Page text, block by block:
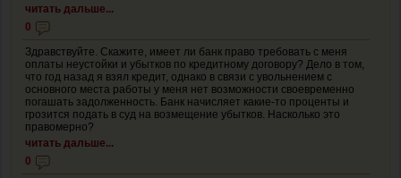
читать дальше...
0
Здравствуйте. Скажите, имеет ли банк право требовать с меня
оплаты неустойки и убытков по кредитному договору? Дело в том,
что год назад я взял кредит, однако в связи с увольнением с
основного места работы у меня нет возможности своевременно
погашать задолженность. Банк начисляет какие-то проценты и
грозится подать в суд на возмещение убытков. Насколько это
правомерно?
читать дальше...
0